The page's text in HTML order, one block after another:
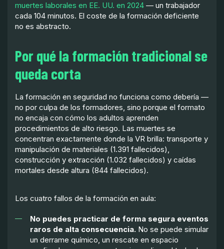
muertes laborales en EE. UU. en 2024 — un trabajador
cada 104 minutos. El coste de la formación deficiente
no es abstracto.
Por qué la formación tradicional se
queda corta
La formación en seguridad no funciona como debería —
no por culpa de los formadores, sino porque el formato
no encaja con cómo los adultos aprenden
procedimientos de alto riesgo. Las muertes se
concentran exactamente donde la VR brilla: transporte y
manipulación de materiales (1.391 fallecidos),
construcción y extracción (1.032 fallecidos) y caídas
mortales desde altura (844 fallecidos).
Los cuatro fallos de la formación en aula:
No puedes practicar de forma segura eventos
raros de alta consecuencia. No se puede simular
un derrame químico, un rescate en espacio